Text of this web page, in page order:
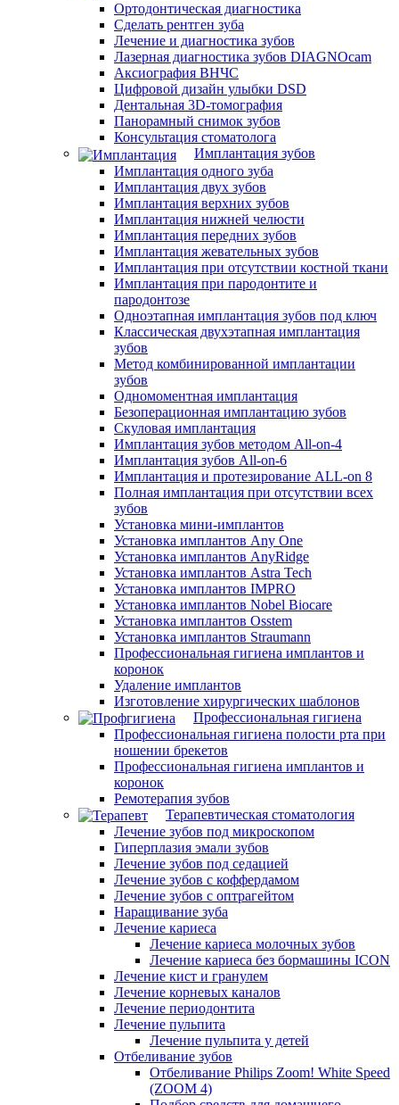
Ортодонтическая диагностика
Сделать рентген зуба
Лечение и диагностика зубов
Лазерная диагностика зубов DIAGNOcam
Аксиография ВНЧС
Цифровой дизайн улыбки DSD
Дентальная 3D-томография
Панорамный снимок зубов
Консультация стоматолога
Имплантация зубов
Имплантация одного зуба
Имплантация двух зубов
Имплантация верхних зубов
Имплантация нижней челюсти
Имплантация передних зубов
Имплантация жевательных зубов
Имплантация при отсутствии костной ткани
Имплантация при пародонтите и
пародонтозе
Одноэтапная имплантация зубов под ключ
Классическая двухэтапная имплантация
зубов
Метод комбинированной имплантации
зубов
Одномоментная имплантация
Безоперационная имплантацию зубов
Скуловая имплантация
Имплантация зубов методом All-on-4
Имплантация зубов All-on-6
Имплантация и протезирование ALL-on 8
Полная имплантация при отсутствии всех
зубов
Установка мини-имплантов
Установка имплантов Any One
Установка имплантов AnyRidge
Установка имплантов Astra Tech
Установка имплантов IMPRO
Установка имплантов Nobel Biocare
Установка имплантов Osstem
Установка имплантов Straumann
Профессиональная гигиена имплантов и
коронок
Удаление имплантов
Изготовление хирургических шаблонов
Профессиональная гигиена
Профессиональная гигиена полости рта при
ношении брекетов
Профессиональная гигиена имплантов и
коронок
Ремотерапия зубов
Терапевтическая стоматология
Лечение зубов под микроскопом
Гиперплазия эмали зубов
Лечение зубов под седацией
Лечение зубов с коффердамом
Лечение зубов с оптрагейтом
Наращивание зуба
Лечение кариеса
Лечение кариеса молочных зубов
Лечение кариеса без бормашины ICON
Лечение кист и гранулем
Лечение корневых каналов
Лечение периодонтита
Лечение пульпита
Лечение пульпита у детей
Отбеливание зубов
Отбеливание Philips Zoom! White Speed
(ZOOM 4)